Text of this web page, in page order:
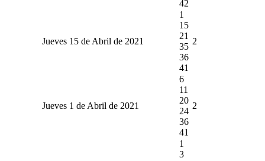
42
Jueves 15 de Abril de 2021
1
15
21
35
36
41
2
Jueves 1 de Abril de 2021
6
11
20
24
36
41
2
1
3